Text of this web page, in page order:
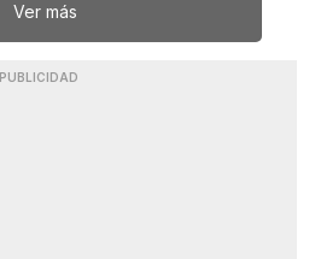
Ver más
PUBLICIDAD